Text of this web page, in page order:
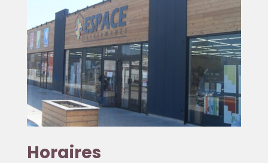
Horaires